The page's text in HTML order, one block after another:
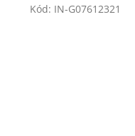
Kód: IN-G07612321